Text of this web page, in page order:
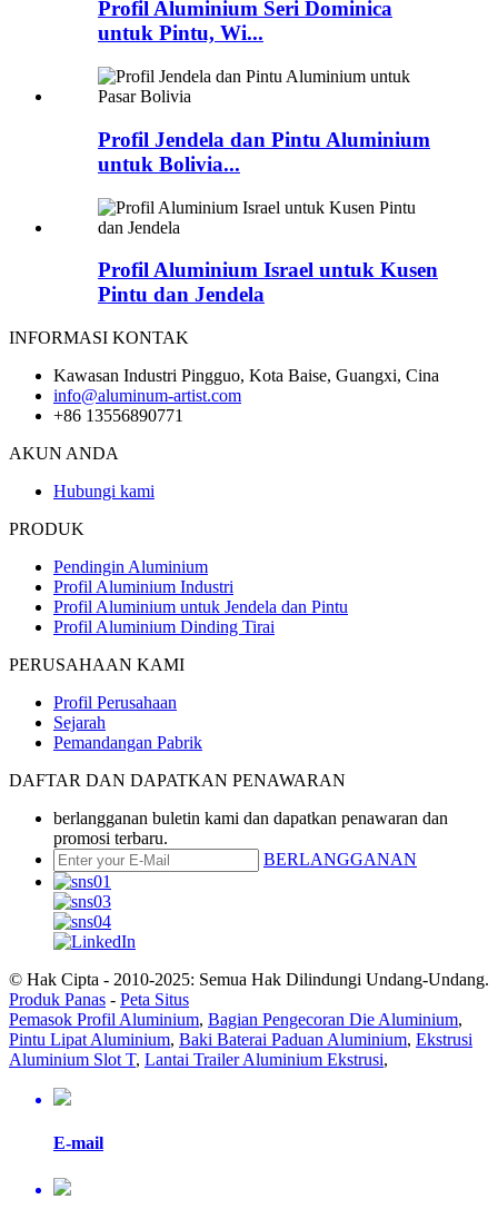
Profil Aluminium Seri Dominica
untuk Pintu, Wi...
Profil Jendela dan Pintu Aluminium
untuk Bolivia...
Profil Aluminium Israel untuk Kusen
Pintu dan Jendela
INFORMASI KONTAK
Kawasan Industri Pingguo, Kota Baise, Guangxi, Cina
info@aluminum-artist.com
+86 13556890771
AKUN ANDA
Hubungi kami
PRODUK
Pendingin Aluminium
Profil Aluminium Industri
Profil Aluminium untuk Jendela dan Pintu
Profil Aluminium Dinding Tirai
PERUSAHAAN KAMI
Profil Perusahaan
Sejarah
Pemandangan Pabrik
DAFTAR DAN DAPATKAN PENAWARAN
berlangganan buletin kami dan dapatkan penawaran dan
promosi terbaru.
BERLANGGANAN
© Hak Cipta - 2010-2025: Semua Hak Dilindungi Undang-Undang.
Produk Panas - Peta Situs
Pemasok Profil Aluminium, Bagian Pengecoran Die Aluminium,
Pintu Lipat Aluminium, Baki Baterai Paduan Aluminium, Ekstrusi
Aluminium Slot T, Lantai Trailer Aluminium Ekstrusi,
E-mail